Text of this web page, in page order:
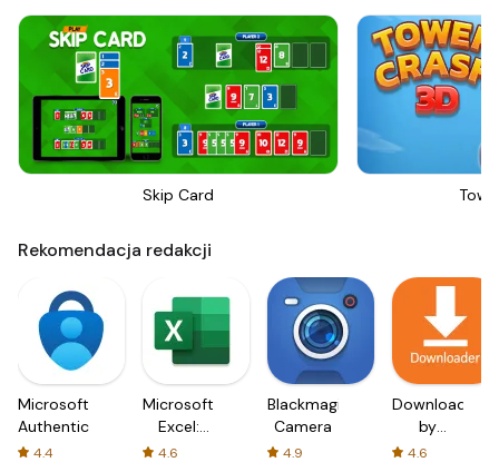
Skip Card
Rekomendacja redakcji
Microsoft
Authenticator
4.4
Microsoft
Excel:
Spreadsheets
4.6
Blackmagic
Camera
4.9
Downloader
by
AFTVnews
4.6